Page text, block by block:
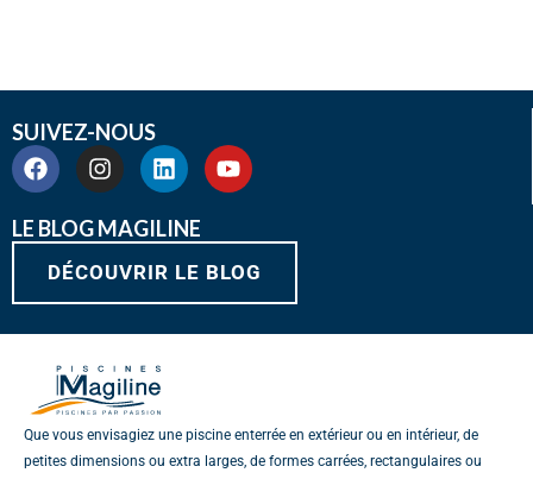
SUIVEZ-NOUS
F
a
e
b
o
I
n
t
a
g
r
L
i
k
e
d
i
Y
o
u
b
e
LE BLOG MAGILINE
DÉCOUVRIR LE BLOG
Que vous envisagiez une piscine enterrée en extérieur ou en intérieur, de
petites dimensions ou extra larges, de formes carrées, rectangulaires ou